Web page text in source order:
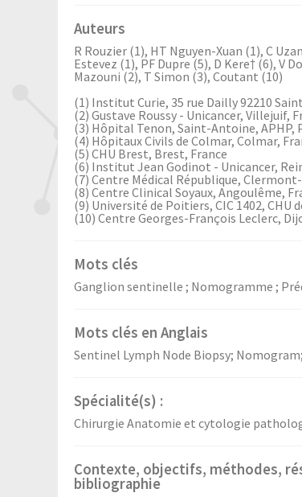
Auteurs
R Rouzier (1), HT Nguyen-Xuan (1), C
Estevez (1), PF Dupre (5), D Kere† (6), V
Mazouni (2), T Simon (3), Coutant (10)
(1) Institut Curie, 35 rue Dailly 92210
(2) Gustave Roussy - Unicancer, Villejuif,
(3) Hôpital Tenon, Saint-Antoine, APHP,
(4) Hôpitaux Civils de Colmar, Colmar,
(5) CHU Brest, Brest, France
(6) Institut Jean Godinot - Unicancer,
(7) Centre Médical République,
(8) Centre Clinical Soyaux, Angoulême,
(9) Université de Poitiers, CIC 1402, CHU
(10) Centre Georges-François Leclerc,
Mots clés
Ganglion sentinelle ; Nomogramme ;
Mots clés en Anglais
Sentinel Lymph Node Biopsy;
Spécialité(s) :
Chirurgie Anatomie et cytologie
Contexte, objectifs, méthodes,
bibliographie